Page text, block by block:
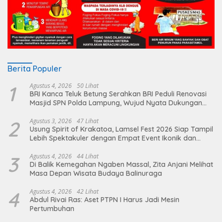
Berita Populer
1 Agustus 4, 2026 50 Lihat
BRI Kanca Teluk Betung Serahkan BRI Peduli Renovasi
Masjid SPN Polda Lampung, Wujud Nyata Dukungan
2 Agustus 3, 2026 47 Lihat
Usung Spirit of Krakatoa, Lamsel Fest 2026 Siap Tampil
Lebih Spektakuler dengan Empat Event Ikonik dan
3 Agustus 4, 2026 44 Lihat
Di Balik Kemegahan Ngaben Massal, Zita Anjani Melihat
Masa Depan Wisata Budaya Balinuraga
4 Agustus 4, 2026 42 Lihat
Abdul Rivai Ras: Aset PTPN I Harus Jadi Mesin
Pertumbuhan